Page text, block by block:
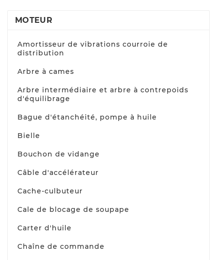
MOTEUR
Amortisseur de vibrations courroie de
distribution
Arbre à cames
Arbre intermédiaire et arbre à contrepoids
d'équilibrage
Bague d'étanchéité, pompe à huile
Bielle
Bouchon de vidange
Câble d'accélérateur
Cache-culbuteur
Cale de blocage de soupape
Carter d'huile
Chaîne de commande